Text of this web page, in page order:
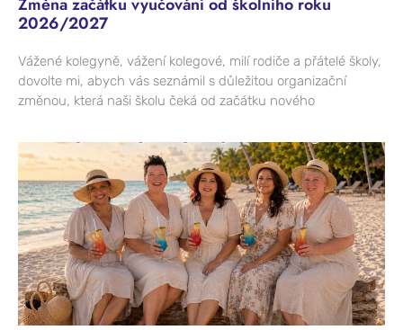
2026/2027
Vážené kolegyně, vážení kolegové, milí rodiče a přátelé školy,
dovolte mi, abych vás seznámil s důležitou organizační
změnou, která naši školu čeká od začátku nového